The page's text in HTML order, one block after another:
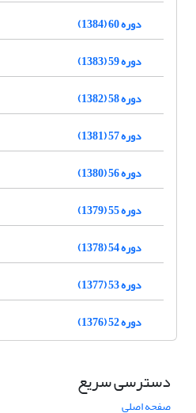
دوره 60 (1384)
دوره 59 (1383)
دوره 58 (1382)
دوره 57 (1381)
دوره 56 (1380)
دوره 55 (1379)
دوره 54 (1378)
دوره 53 (1377)
دوره 52 (1376)
دسترسی سریع
صفحه اصلی